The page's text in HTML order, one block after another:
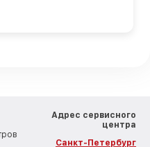
Адрес сервисного
центра
Санкт-Петербург